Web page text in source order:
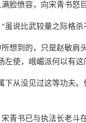
脸愤容，向宋青书怒
虽说比武较量之际格
想到的，只是赵敏肩
左使，峨嵋派何以有这
下从没见过这等功夫
青书已与执法长老斗